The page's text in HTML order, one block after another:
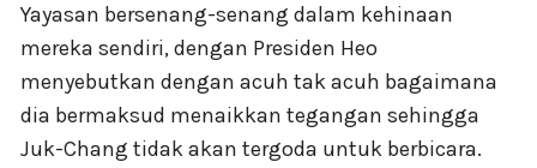
Yayasan bersenang-senang dalam kehinaan
mereka sendiri, dengan Presiden Heo
menyebutkan dengan acuh tak acuh bagaimana
dia bermaksud menaikkan tegangan sehingga
Juk-Chang tidak akan tergoda untuk berbicara.